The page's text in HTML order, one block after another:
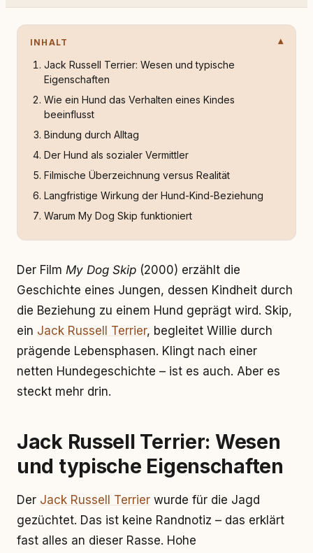
INHALT
Jack Russell Terrier: Wesen und typische
Eigenschaften
Wie ein Hund das Verhalten eines Kindes
beeinflusst
Bindung durch Alltag
Der Hund als sozialer Vermittler
Filmische Überzeichnung versus Realität
Langfristige Wirkung der Hund-Kind-Beziehung
Warum My Dog Skip funktioniert
Der Film My Dog Skip (2000) erzählt die
Geschichte eines Jungen, dessen Kindheit durch
die Beziehung zu einem Hund geprägt wird. Skip,
ein Jack Russell Terrier, begleitet Willie durch
prägende Lebensphasen. Klingt nach einer
netten Hundegeschichte – ist es auch. Aber es
steckt mehr drin.
Jack Russell Terrier: Wesen
und typische Eigenschaften
Der Jack Russell Terrier wurde für die Jagd
gezüchtet. Das ist keine Randnotiz – das erklärt
fast alles an dieser Rasse. Hohe